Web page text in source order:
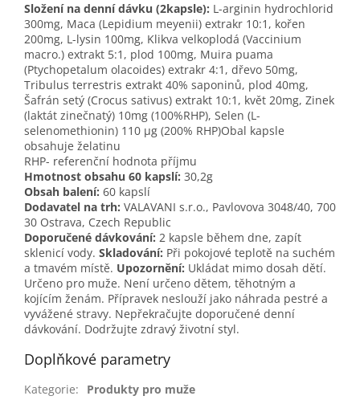
Složení na denní dávku (2kapsle): L-arginin hydrochlorid
300mg, Maca (Lepidium meyenii) extrakr 10:1, kořen
200mg, L-lysin 100mg, Klikva velkoplodá (Vaccinium
macro.) extrakt 5:1, plod 100mg, Muira puama
(Ptychopetalum olacoides) extrakr 4:1, dřevo 50mg,
Tribulus terrestris extrakt 40% saponinů, plod 40mg,
Šafrán setý (Crocus sativus) extrakt 10:1, květ 20mg, Zinek
(laktát zinečnatý) 10mg (100%RHP), Selen (L-
selenomethionin) 110 μg (200% RHP)Obal kapsle
obsahuje želatinu
RHP- referenční hodnota příjmu
Hmotnost obsahu 60 kapslí: 30,2g
Obsah balení: 60 kapslí
Dodavatel na trh: VALAVANI s.r.o., Pavlovova 3048/40, 700
30 Ostrava, Czech Republic
Doporučené dávkování: 2 kapsle během dne, zapít
sklenicí vody. Skladování: Při pokojové teplotě na suchém
a tmavém místě. Upozornění: Ukládat mimo dosah dětí.
Určeno pro muže. Není určeno dětem, těhotným a
kojícím ženám. Přípravek neslouží jako náhrada pestré a
vyvážené stravy. Nepřekračujte doporučené denní
dávkování. Dodržujte zdravý životní styl.
Doplňkové parametry
Kategorie:
Produkty pro muže